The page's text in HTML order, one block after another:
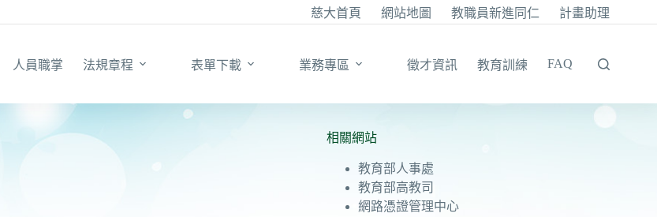
慈大首頁 網站地圖 教職員新進同仁 計畫助理
人員職掌 法規章程 表單下載 業務專區 徵才資訊 教育訓練 FAQ
相關網站
教育部人事處
教育部高教司
網路憑證管理中心